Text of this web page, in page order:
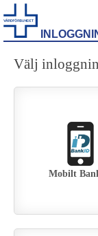
Välj
Mobilt